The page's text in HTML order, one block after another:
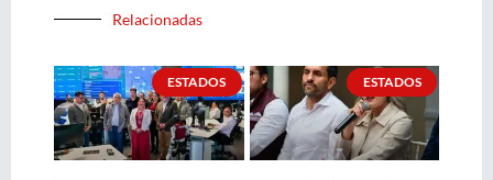
Relacionadas
ESTADOS ESTADOS